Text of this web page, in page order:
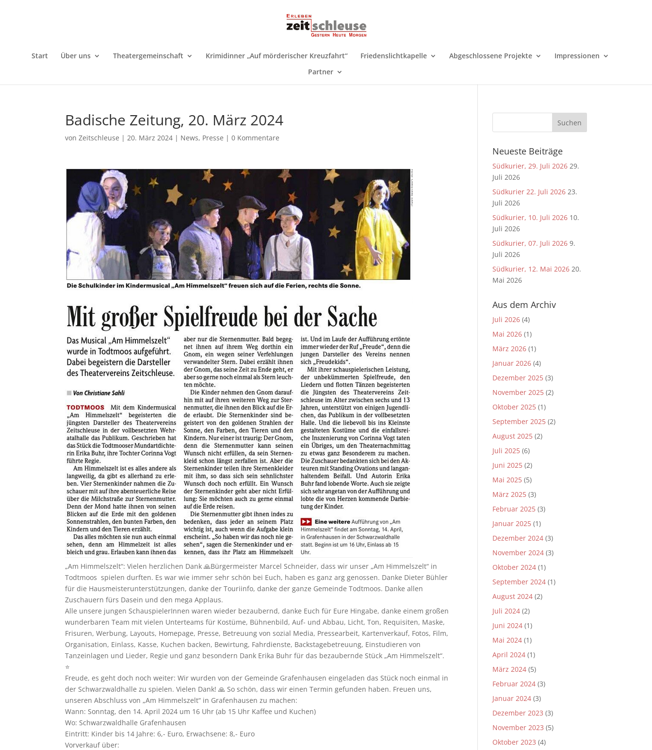
Start Über uns Theatergemeinschaft Krimidinner „Auf mörderischer Kreuzfahrt“ Friedenslichtkapelle Abgeschlossene Projekte
Impressionen
Partner
Badische Zeitung, 20. März 2024
vonZeitschleuse |20. März 2024 | News, Presse |0 Kommentare
„Am Himmelszelt“: Vielen herzlichen Dank 🙏Bürgermeister Marcel Schneider, dass wir unser „Am Himmelszelt“ in
Todtmoos spielen durften. Es war wie immer sehr schön bei Euch, haben es ganz arg genossen. Danke Dieter Bühler
für die Hausmeisterunterstützungen, danke der Touriinfo, danke der ganze Gemeinde Todtmoos. Danke allen
Zuschauern fürs Dasein und den mega Applaus.
Alle unsere jungen SchauspielerInnen waren wieder bezaubernd, danke Euch für Eure Hingabe, danke einem großen
wunderbaren Team mit vielen Unterteams für Kostüme, Bühnenbild, Auf- und Abbau, Licht, Ton, Requisiten, Maske,
Frisuren, Werbung, Layouts, Homepage, Presse, Betreuung von sozial Media, Pressearbeit, Kartenverkauf, Fotos, Film,
Organisation, Einlass, Kasse, Kuchen backen, Bewirtung, Fahrdienste, Backstagebetreuung, Einstudieren von
Tanzeinlagen und Lieder, Regie und ganz besondern Dank Erika Buhr für das bezaubernde Stück „Am Himmelszelt“.
⭐️
Freude, es geht doch noch weiter: Wir wurden von der Gemeinde Grafenhausen eingeladen das Stück noch einmal in
der Schwarzwaldhalle zu spielen. Vielen Dank! 🙏 So schön, dass wir einen Termin gefunden haben. Freuen uns,
unseren Abschluss von „Am Himmelszelt“ in Grafenhausen zu machen:
Wann: Sonntag, den 14. April 2024 um 16 Uhr (ab 15 Uhr Kaffee und Kuchen)
Wo: Schwarzwaldhalle Grafenhausen
Eintritt: Kinder bis 14 Jahre: 6,- Euro, Erwachsene: 8,- Euro
Vorverkauf über:
Neueste Beiträge
Südkurier, 29. Juli 2026 29.
Juli 2026
Südkurier 22. Juli 2026 23.
Juli 2026
Südkurier, 10. Juli 2026 10.
Juli 2026
Südkurier, 07. Juli 2026 9.
Juli 2026
Südkurier, 12. Mai 2026 20.
Mai 2026
Aus dem Archiv
Juli 2026 (4)
Mai 2026 (1)
März 2026 (1)
Januar 2026 (4)
Dezember 2025 (3)
November 2025 (2)
Oktober 2025 (1)
September 2025 (2)
August 2025 (2)
Juli 2025 (6)
Juni 2025 (2)
Mai 2025 (5)
März 2025 (3)
Februar 2025 (3)
Januar 2025 (1)
Dezember 2024 (3)
November 2024 (3)
Oktober 2024 (1)
September 2024 (1)
August 2024 (2)
Juli 2024 (2)
Juni 2024 (1)
Mai 2024 (1)
April 2024 (1)
März 2024 (5)
Februar 2024 (3)
Januar 2024 (3)
Dezember 2023 (3)
November 2023 (5)
Oktober 2023 (4)